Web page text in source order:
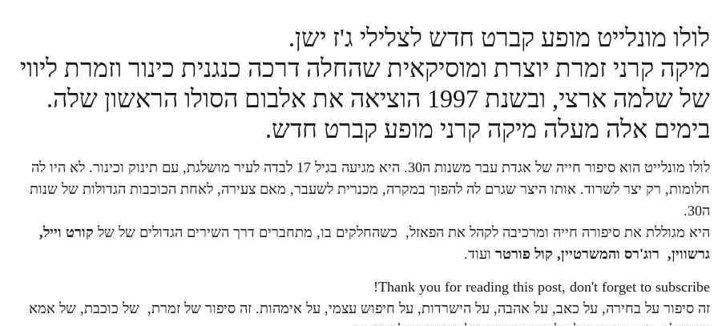
לולו מונלייט מופע קברט חדש לצלילי ג'ז ישן.
מיקה קרני זמרת יוצרת ומוסיקאית שהחלה דרכה כנגנית כינור וזמרת ליווי
של שלמה ארצי, ובשנת 1997 הוציאה את אלבום הסולו הראשון שלה.
בימים אלה מעלה מיקה קרני מופע קברט חדש.
לולו מונלייט הוא סיפור חייה של אגדת עבר משנות ה30. היא מגיעה בגיל 17 לבדה לעיר מושלגת, עם תינוק וכינור. לא היו לה
חלומות, רק יצר לשרוד. אותו היצר שגרם לה להפוך במקרה, מכנרית לשעבר, מאם צעירה, לאחת הכוכבות הגדולות של שנות
ה30.
היא מגוללת את סיפורה חייה ומרכיבה לקהל את הפאזל, כשהחלקים בו, מתחברים דרך השירים הגדולים של של קורט וייל,
גרשווין, רוג'רס והמשרטיין, קול פורטר ועוד.
Thank you for reading this post, don't forget to subscribe!
זה סיפור על בחירה, על כאב, על אהבה, על הישרדות, על חיפוש עצמי, על אימהות. זה סיפור של זמרת, של כוכבת, של אמא